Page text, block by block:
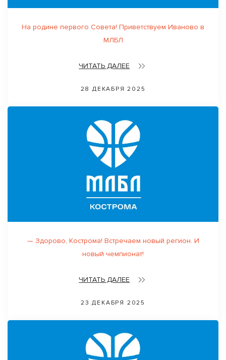
На родине первого Совета! Приветствуем Иваново в
МЛБЛ
ЧИТАТЬ ДАЛЕЕ
28 ДЕКАБРЯ 2025
— Здорово, Кострoма! Встречаем новый регион. И
новый чемпионат!
ЧИТАТЬ ДАЛЕЕ
23 ДЕКАБРЯ 2025